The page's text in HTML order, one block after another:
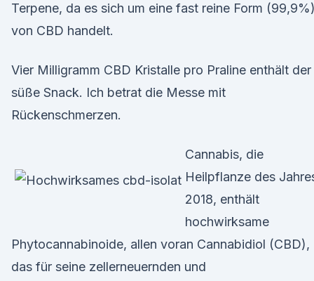
Terpene, da es sich um eine fast reine Form (99,9%)
von CBD handelt.
Vier Milligramm CBD Kristalle pro Praline enthält der
süße Snack. Ich betrat die Messe mit
Rückenschmerzen.
Cannabis, die
Heilpflanze des
2018, enthält
hochwirksame
Phytocannabinoide, allen voran Cannabidiol (CBD),
das für seine zellerneuernden und